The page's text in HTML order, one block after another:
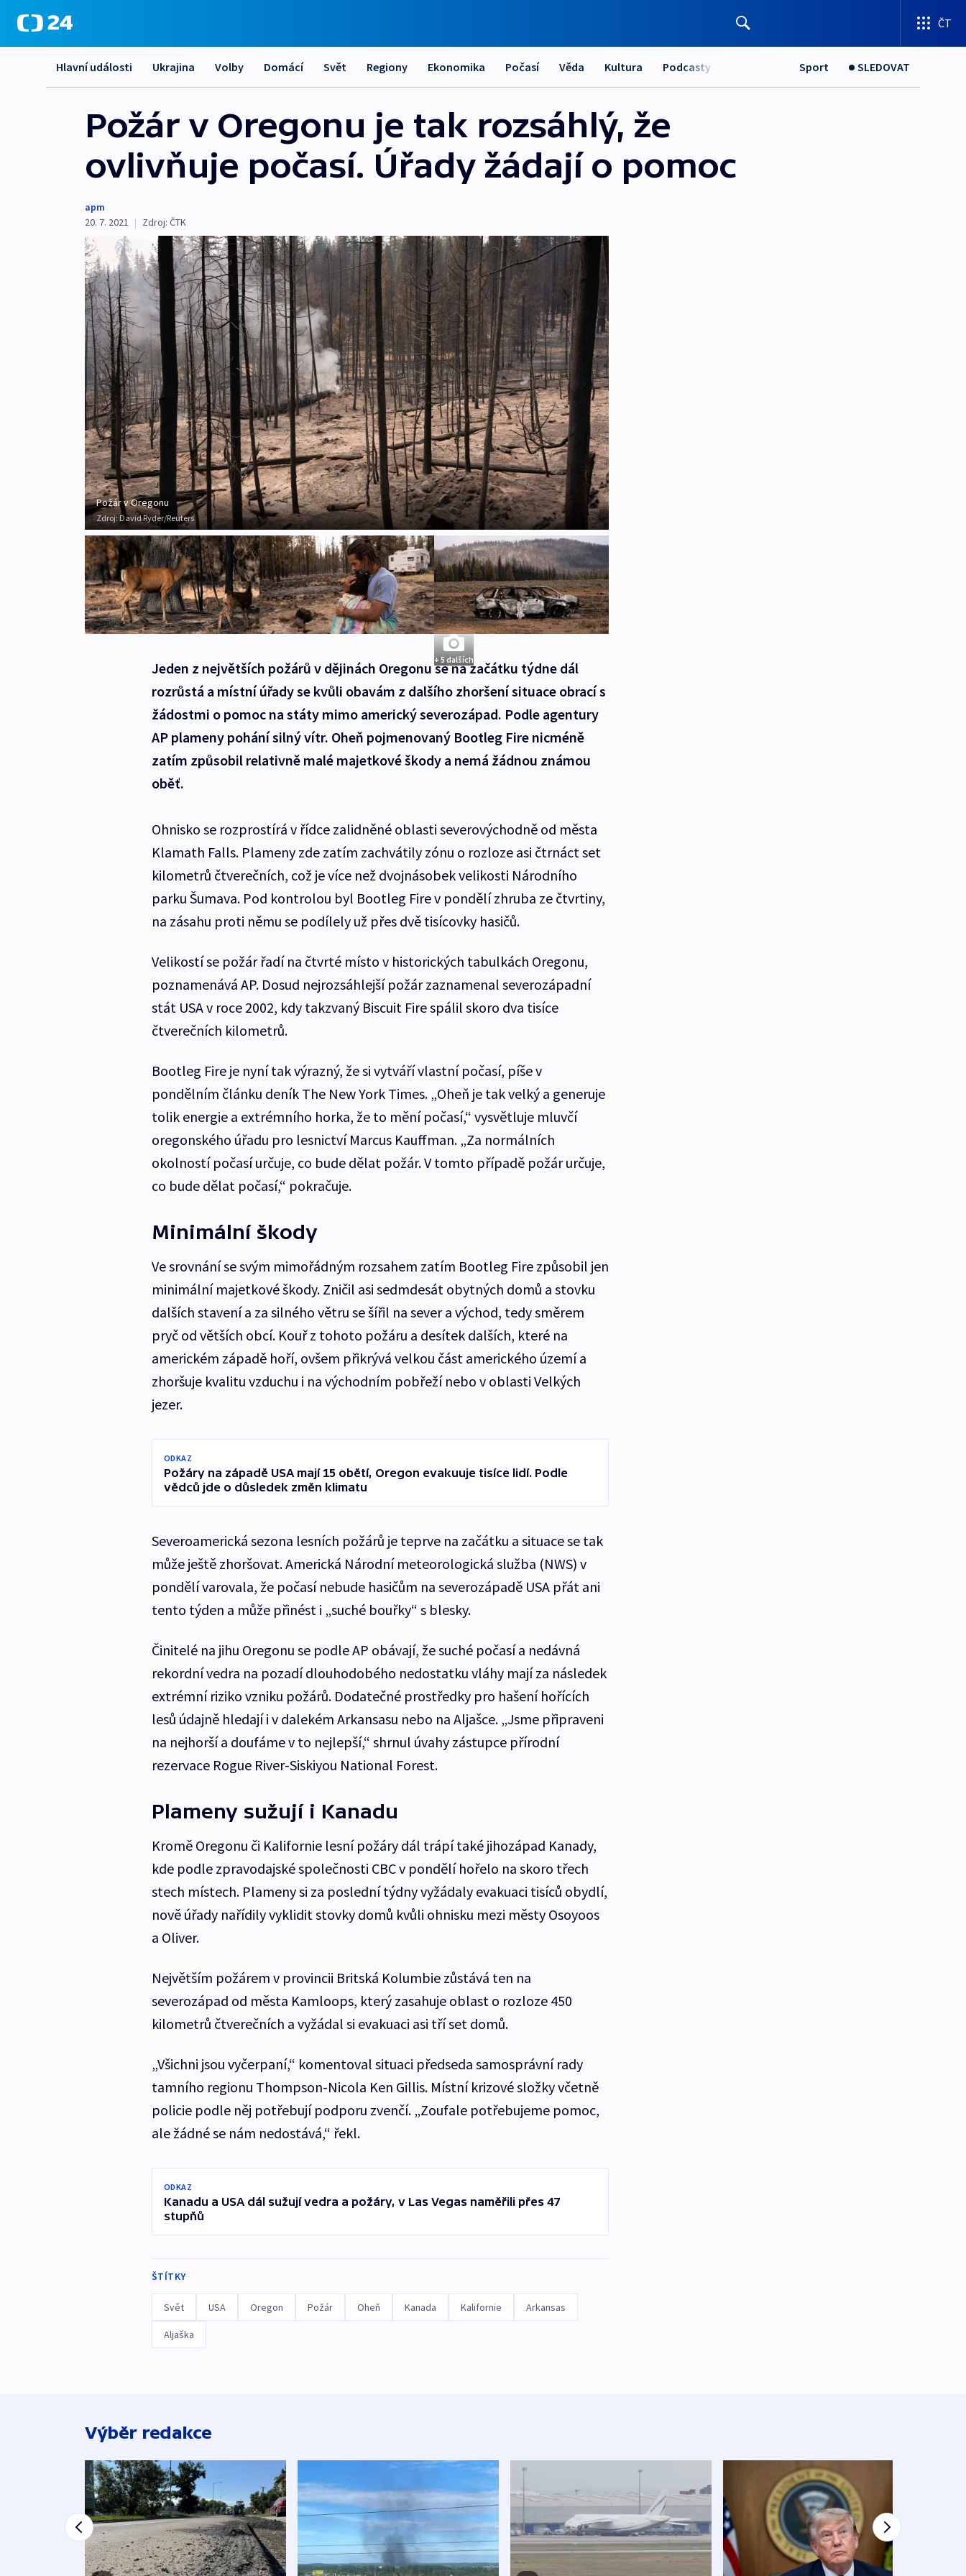
ČT
Hlavní události Ukrajina Volby Domácí Svět Regiony Ekonomika Počasí Věda Kultura Podcasty Sport SLEDOVAT
Požár v Oregonu je tak rozsáhlý, že
ovlivňuje počasí. Úřady žádají o pomoc
apm
20. 7. 2021 | Zdroj: ČTK
Požár v Oregonu
Zdroj:David Ryder/Reuters
+ 5 dalších
Jeden z největších požárů v dějinách Oregonu se na začátku týdne dál
rozrůstá a místní úřady se kvůli obavám z dalšího zhoršení situace obrací s
žádostmi o pomoc na státy mimo americký severozápad. Podle agentury
AP plameny pohání silný vítr. Oheň pojmenovaný Bootleg Fire nicméně
zatím způsobil relativně malé majetkové škody a nemá žádnou známou
oběť.
Ohnisko se rozprostírá v řídce zalidněné oblasti severovýchodně od města
Klamath Falls. Plameny zde zatím zachvátily zónu o rozloze asi čtrnáct set
kilometrů čtverečních, což je více než dvojnásobek velikosti Národního
parku Šumava. Pod kontrolou byl Bootleg Fire v pondělí zhruba ze čtvrtiny,
na zásahu proti němu se podílely už přes dvě tisícovky hasičů.
Velikostí se požár řadí na čtvrté místo v historických tabulkách Oregonu,
poznamenává AP. Dosud nejrozsáhlejší požár zaznamenal severozápadní
stát USA v roce 2002, kdy takzvaný Biscuit Fire spálil skoro dva tisíce
čtverečních kilometrů.
Bootleg Fire je nyní tak výrazný, že si vytváří vlastní počasí, píše v
pondělním článku deník The New York Times. „Oheň je tak velký a generuje
tolik energie a extrémního horka, že to mění počasí,“ vysvětluje mluvčí
oregonského úřadu pro lesnictví Marcus Kauffman. „Za normálních
okolností počasí určuje, co bude dělat požár. V tomto případě požár určuje,
co bude dělat počasí,“ pokračuje.
Minimální škody
Ve srovnání se svým mimořádným rozsahem zatím Bootleg Fire způsobil jen
minimální majetkové škody. Zničil asi sedmdesát obytných domů a stovku
dalších stavení a za silného větru se šířil na sever a východ, tedy směrem
pryč od větších obcí. Kouř z tohoto požáru a desítek dalších, které na
americkém západě hoří, ovšem přikrývá velkou část amerického území a
zhoršuje kvalitu vzduchu i na východním pobřeží nebo v oblasti Velkých
jezer.
ODKAZ
Požáry na západě USA mají 15 obětí, Oregon evakuuje tisíce lidí. Podle
vědců jde o důsledek změn klimatu
Severoamerická sezona lesních požárů je teprve na začátku a situace se tak
může ještě zhoršovat. Americká Národní meteorologická služba (NWS) v
pondělí varovala, že počasí nebude hasičům na severozápadě USA přát ani
tento týden a může přinést i „suché bouřky“ s blesky.
Činitelé na jihu Oregonu se podle AP obávají, že suché počasí a nedávná
rekordní vedra na pozadí dlouhodobého nedostatku vláhy mají za následek
extrémní riziko vzniku požárů. Dodatečné prostředky pro hašení hořících
lesů údajně hledají i v dalekém Arkansasu nebo na Aljašce. „Jsme připraveni
na nejhorší a doufáme v to nejlepší,“ shrnul úvahy zástupce přírodní
rezervace Rogue River-Siskiyou National Forest.
Plameny sužují i Kanadu
Kromě Oregonu či Kalifornie lesní požáry dál trápí také jihozápad Kanady,
kde podle zpravodajské společnosti CBC v pondělí hořelo na skoro třech
stech místech. Plameny si za poslední týdny vyžádaly evakuaci tisíců obydlí,
nově úřady nařídily vyklidit stovky domů kvůli ohnisku mezi městy Osoyoos
a Oliver.
Největším požárem v provincii Britská Kolumbie zůstává ten na
severozápad od města Kamloops, který zasahuje oblast o rozloze 450
kilometrů čtverečních a vyžádal si evakuaci asi tří set domů.
„Všichni jsou vyčerpaní,“ komentoval situaci předseda samosprávní rady
tamního regionu Thompson-Nicola Ken Gillis. Místní krizové složky včetně
policie podle něj potřebují podporu zvenčí. „Zoufale potřebujeme pomoc,
ale žádné se nám nedostává,“ řekl.
ODKAZ
Kanadu a USA dál sužují vedra a požáry, v Las Vegas naměřili přes 47
stupňů
ŠTÍTKY
Svět USA Oregon Požár Oheň Kanada Kalifornie Arkansas
Aljaška
Výběr redakce